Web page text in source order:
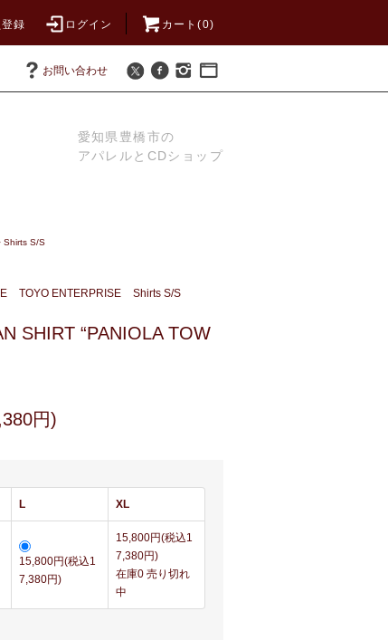
録 ログイン カート(0)
お問い合わせ
愛知県豊橋市の
アパレルとCDショップ
Shirts S/S
TOYO ENTERPRISE Shirts S/S
SHIRT “PANIOLA TOW
円)
L XL
15,800円(税込1
7,380円)
15,800円(税込1
7,380円)
在庫0 売り切れ
中